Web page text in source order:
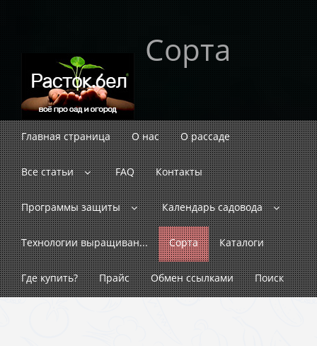
Сорта
Главная страница О нас О рассаде
Все статьи FAQ Контакты
Программы защиты Календарь садовода
Технологии выращиван... Сорта Каталоги
Где купить? Прайс Обмен ссылками Поиск